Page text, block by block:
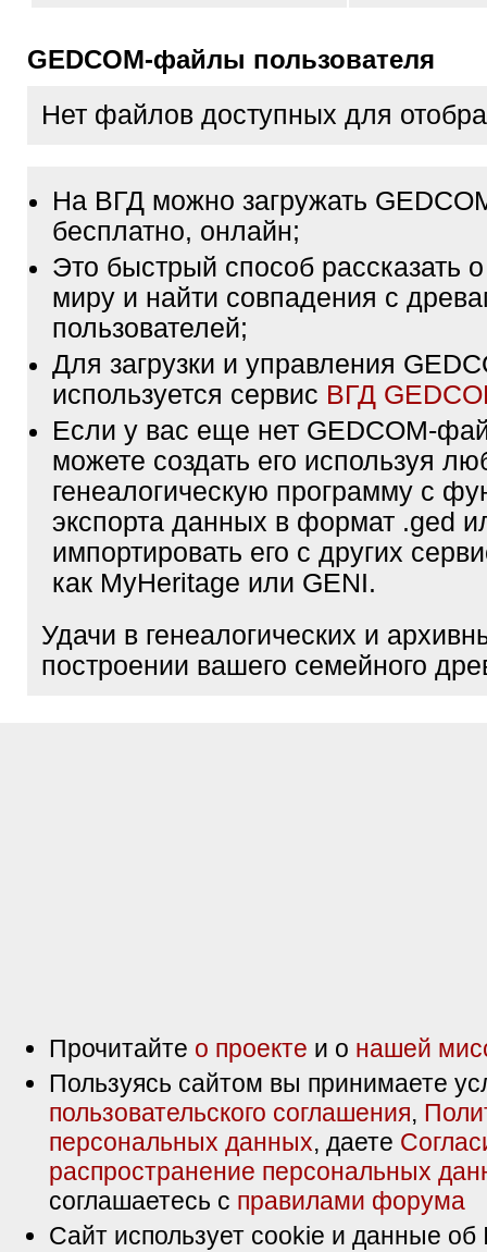
GEDCOM-файлы пользователя
Нет файлов доступных для
На ВГД можно загружать
бесплатно, онлайн;
Это быстрый способ рассказать
миру и найти совпадения с
пользователей;
Для загрузки и управления
используется сервис ВГД
Если у вас еще нет GEDCOM-
можете создать его используя
генеалогическую программу с
экспорта данных в формат .ged
импортировать его с других
как MyHeritage или GENI.
Удачи в генеалогических и
построении вашего семейного
Прочитайте о проекте и о нашей
Пользуясь сайтом вы принимаете
пользовательского соглашения,
персональных данных, даете
распространение персональных
соглашаетесь с правилами форума
Сайт использует cookie и данные об